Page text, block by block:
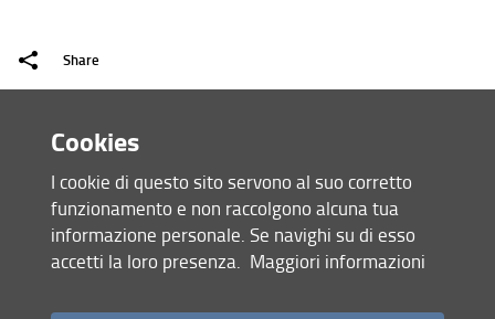
Share
Site map
RSS feed
Cookies
I cookie di questo sito servono al suo corretto
funzionamento e non raccolgono alcuna tua
informazione personale. Se navighi su di esso
accetti la loro presenza. Maggiori informazioni